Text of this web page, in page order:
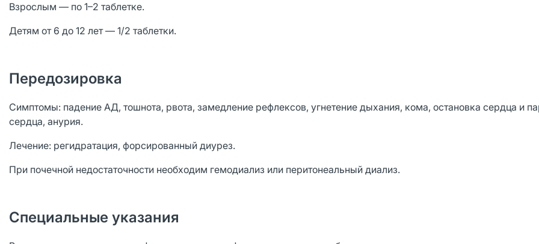
Взрослым — по 1–2 таблетке.
Детям от 6 до 12 лет — 1/2 таблетки.
Передозировка
Симптомы: падение АД, тошнота, рвота, замедление рефлексов, угнетение дыхания, кома, остановка сердца и
сердца, анурия.
Лечение: регидратация, форсированный диурез.
При почечной недостаточности необходим гемодиализ или перитонеальный диализ.
Специальные указания